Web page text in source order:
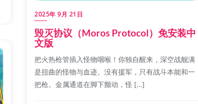
2025年 9月 21日
毁灭协议（Moros Protocol）免安装中
文版
把火热枪管插入怪物咽喉！你独自醒来，深空战舰满
是扭曲的怪物与血迹。没有援军，只有战斗本能和一
把枪。金属通道在脚下颤动，怪 […]